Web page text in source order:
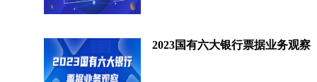
2023国有六大银行票据业务观察